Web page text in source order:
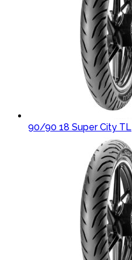
90/90 18 Super City TL